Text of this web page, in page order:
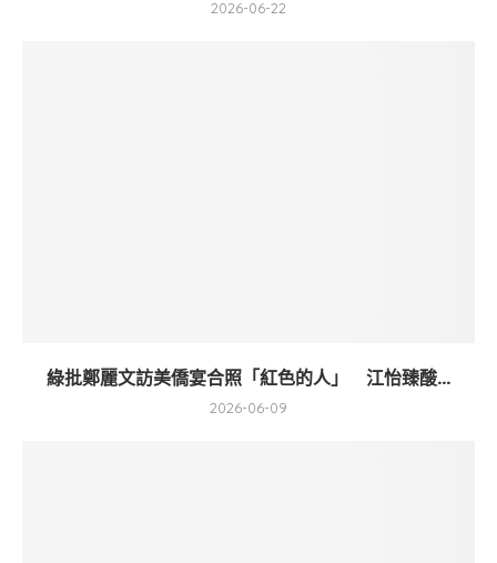
2026-06-22
綠批鄭麗文訪美僑宴合照「紅色的人」 江怡臻酸...
2026-06-09